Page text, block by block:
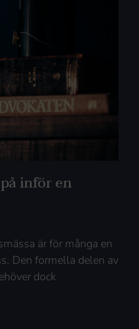
inför en
är för många en
Den formella delen av
dock